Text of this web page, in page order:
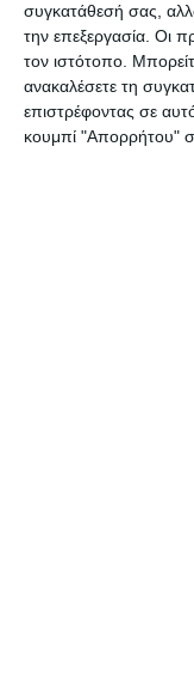
συγκατάθεσή σας,
την επεξεργασία. Οι
τον ιστότοπο.
ανακαλέσετε τη
επιστρέφοντας σε
κουμπί "Απορρήτου"
Ακτύπη είναι
δείχνοντας με
συνεργασία που
πρέπει να
Γιώργο